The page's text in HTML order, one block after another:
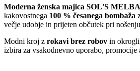
Moderna ženska majica SOL'S MELBA
kakovostnega 100 % česanega bombaža
večje udobje in prijeten občutek pri
Modni kroj z rokavi brez robov in
izbira za vsakodnevno uporabo, promocije